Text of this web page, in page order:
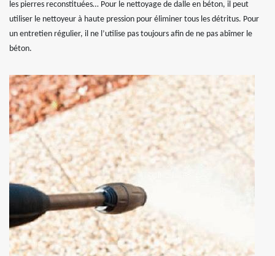
les pierres reconstituées… Pour le nettoyage de dalle en béton, il peut
utiliser le nettoyeur à haute pression pour éliminer tous les détritus. Pour
un entretien régulier, il ne l’utilise pas toujours afin de ne pas abîmer le
béton.